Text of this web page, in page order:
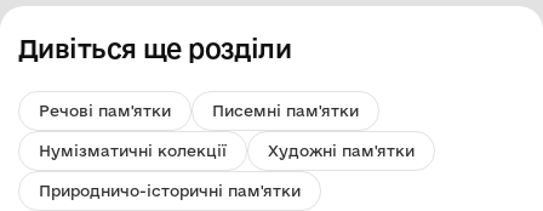
Дивіться ще розділи
Речові пам'ятки Писемні пам'ятки
Нумізматичні колекції Художні пам'ятки
Природничо-історичні пам'ятки